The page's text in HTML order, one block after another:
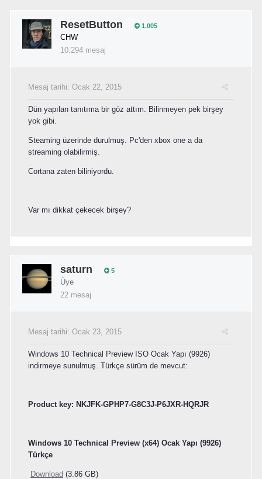
ResetButton 1.005
CHW
10.294 mesaj
Mesaj tarihi: Ocak 22, 2015
Dün yapılan tanıtıma bir göz attım. Bilinmeyen pek birşey
yok gibi.
Steaming üzerinde durulmuş. Pc'den xbox one a da
streaming olabilirmiş.
Cortana zaten biliniyordu.
Var mı dikkat çekecek birşey?
saturn 5
Üye
22 mesaj
Mesaj tarihi: Ocak 23, 2015
Windows 10 Technical Preview ISO Ocak Yapı (9926)
indirmeye sunulmuş. Türkçe sürüm de mevcut:
Product key: NKJFK-GPHP7-G8C3J-P6JXR-HQRJR
Windows 10 Technical Preview (x64) Ocak Yapı (9926)
Türkçe
Download (3.86 GB)